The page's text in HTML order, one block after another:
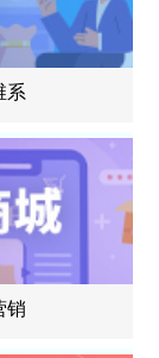
系
销